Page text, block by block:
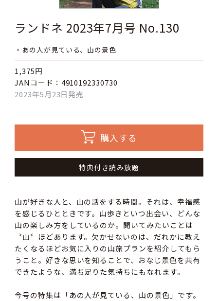
ランドネ 2023年7月号 No.130
・あの人が見ている、山の景色
1,375円
JANコード：4910192330730
2023年5月23日発売
購入する
特典付き読み放題
山が好きな人と、山の話をする時間。それは、幸福感
を感じるひとときです。山歩きといつ出会い、どんな
山の楽しみ方をしているのか。聞いてみたいことは
〝山〞ほどあります。欠かせないのは、だれかに教え
たくなるほどお気に入りの山旅プランを紹介してもら
うこと。好きな思いを知ることで、おなじ景色を共有
できたような、満ち足りた気持ちにもなれます。
今号の特集は「あの人が見ている、山の景色」です。